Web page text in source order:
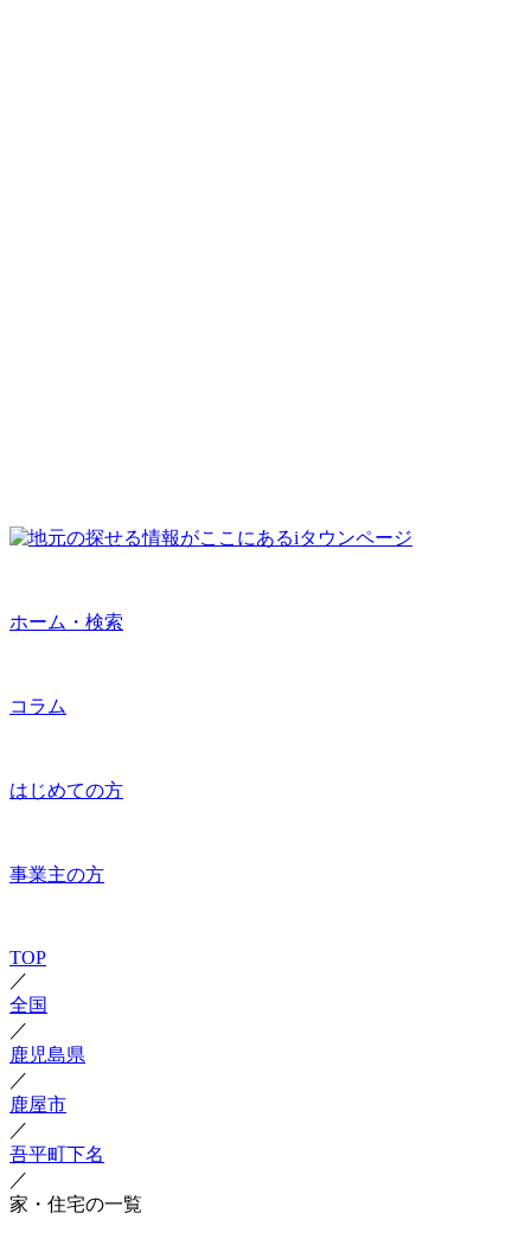
ホーム・検索
コラム
はじめての方
事業主の方
TOP
／
全国
／
鹿児島県
／
鹿屋市
／
吾平町下名
／
家・住宅の一覧